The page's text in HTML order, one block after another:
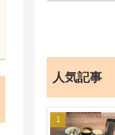
人気記事